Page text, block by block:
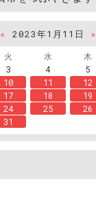
« 2023年1月11日
»
火 水 木
3 4 5
10 11 12
17 18 19
24 25 26
31